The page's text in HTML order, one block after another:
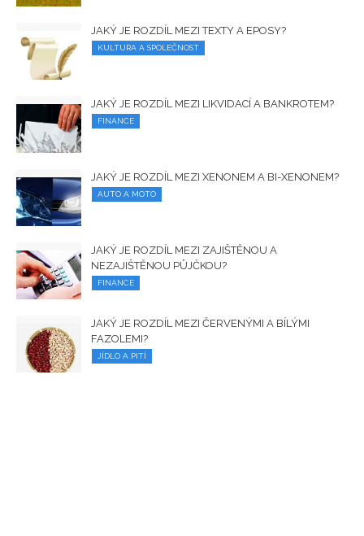
JAKÝ JE ROZDÍL MEZI TEXTY A EPOSY?
KULTURA A SPOLEČNOST
JAKÝ JE ROZDÍL MEZI LIKVIDACÍ A BANKROTEM?
FINANCE
JAKÝ JE ROZDÍL MEZI XENONEM A BI-XENONEM?
AUTO A MOTO
JAKÝ JE ROZDÍL MEZI ZAJIŠTĚNOU A
NEZAJIŠTĚNOU PŮJČKOU?
FINANCE
JAKÝ JE ROZDÍL MEZI ČERVENÝMI A BÍLÝMI
FAZOLEMI?
JÍDLO A PITÍ